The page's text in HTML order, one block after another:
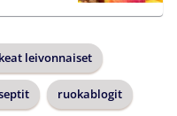
leivonnaiset
ruokablogit